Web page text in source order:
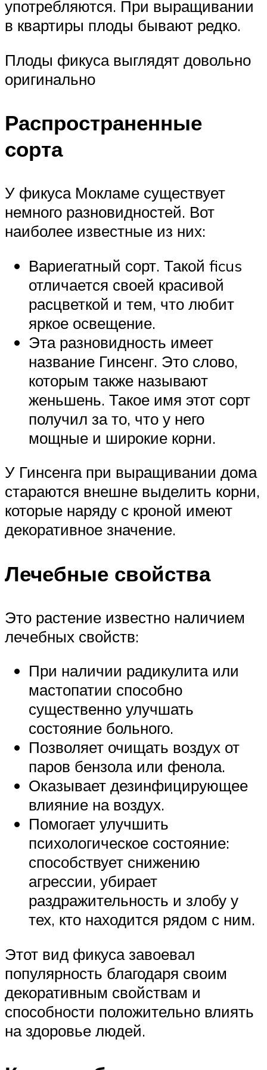
употребляются. При выращивании
в квартиры плоды бывают редко.
Плоды фикуса выглядят довольно
оригинально
Распространенные
сорта
У фикуса Мокламе существует
немного разновидностей. Вот
наиболее известные из них:
Вариегатный сорт. Такой ficus
отличается своей красивой
расцветкой и тем, что любит
яркое освещение.
Эта разновидность имеет
название Гинсенг. Это слово,
которым также называют
женьшень. Такое имя этот сорт
получил за то, что у него
мощные и широкие корни.
У Гинсенга при выращивании дома
стараются внешне выделить корни,
которые наряду с кроной имеют
декоративное значение.
Лечебные свойства
Это растение известно наличием
лечебных свойств:
При наличии радикулита или
мастопатии способно
существенно улучшать
состояние больного.
Позволяет очищать воздух от
паров бензола или фенола.
Оказывает дезинфицирующее
влияние на воздух.
Помогает улучшить
психологическое состояние:
способствует снижению
агрессии, убирает
раздражительность и злобу у
тех, кто находится рядом с ним.
Этот вид фикуса завоевал
популярность благодаря своим
декоративным свойствам и
способности положительно влиять
на здоровье людей.